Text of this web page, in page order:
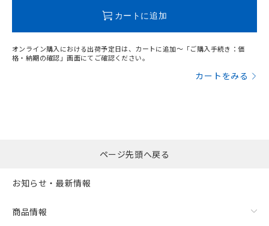
カートに追加
オンライン購入における出荷予定日は、カートに追加～「ご購入手続き：価
格・納期の確認」画面にてご確認ください。
カートをみる
ページ先頭へ戻る
お知らせ・最新情報
商品情報